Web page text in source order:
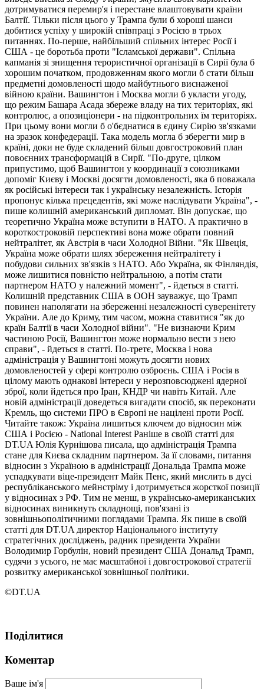
дотримуватися перемир'я і перестане влаштовувати країни
Балтії. Тільки після цього у Трампа були б хороші шанси
добитися успіху у широкій співпраці з Росією в трьох
питаннях. По-перше, найбільший спільних інтерес Росії і
США - це боротьба проти "Ісламської держави". Спільна
капманія зі знищення терористичної організації в Сирії була б
хорошим початком, продовженням якого могли б стати більш
предметні домовленості щодо майбутнього виснаженої
війною країни. Вашингтон і Москва могли б укласти угоду,
що режим Башара Асада збереже владу на тих територіях, які
контролює, а опозиціонери - на підконтрольних їм територіях.
При цьому вони могли б о'бєднатися в єдину Сирію зв'язками
на зразок конфедерації. Така модель могла б зберегти мир в
країні, доки не буде складений більш довгостроковий план
повоєнних трансформацій в Сирії. "По-друге, цілком
припустимо, щоб Вашингтон у координації з союзниками
допоміг Києву і Москві досягти домовленості, яка б поважала
як російські інтереси так і українську незалежність. Історія
пропонує кілька прецедентів, які може наслідувати Україна", -
пише колишній американський дипломат. Він допускає, що
теоретично Україна може вступити в НАТО. А практично в
короткостроковій перспективі вона може обрати повний
нейтралітет, як Австрія в часи Холодної Війни. "Як Швеція,
Україна може обрати шлях збереження нейтралітету і
побудови сильних зв'язків з НАТО. Або Україна, як Фінляндія,
може лишитися повністю нейтральною, а потім стати
партнером НАТО у належний момент", - йдеться в статті.
Колишній представник США в ООН зауважує, що Трамп
повинен наполягати на збереженні незалежності суверенітету
України. Але до Криму, тим часом, можна ставитися "як до
країн Балтії в часи Холодної війни". "Не визнаючи Крим
частиною Росії, Вашингтон може нормально вести з нею
справи", - йдеться в статті. По-третє, Москва і нова
адміністрація у Вашингтоні можуть досягти нових
домовленостей у сфері контролю озброєнь. США і Росія в
цілому мають однакові інтереси у нерозповсюджені ядерної
зброї, коли йдеться про Іран, КНДР чи навіть Китай. Але
новій адміністрації доведеться вигадати спосіб, як переконати
Кремль, що системи ПРО в Європі не націлені проти Росії.
Читайте також: Україна лишиться ключем до відносин між
США і Росією - National Interest Раніше в своїй статті для
DT.UA Юлія Курнішова писала, що адміністрація Трампа
стане для Києва складним партнером. За її словами, питання
відносин з Україною в адміністрації Дональда Трампа може
успадкувати віце-президент Майк Пенс, який мислить в дусі
республіканського мейнстріму і дотримується жорсткої позиції
у відносинах з РФ. Тим не менш, в українсько-американських
відносинах виникнуть складнощі, пов'язані із
зовнішньополітичними поглядами Трампа. Як пише в своїй
статті для DT.UA директор Національного інституту
стратегічних досліджень, радник президента України
Володимир Горбулін, новий президент США Дональд Трамп,
судячи з усього, не має масштабної і довгострокової стратегії
розвитку американської зовнішньої політики.
©DT.UA
Поділитися
Коментар
Ваше ім'я